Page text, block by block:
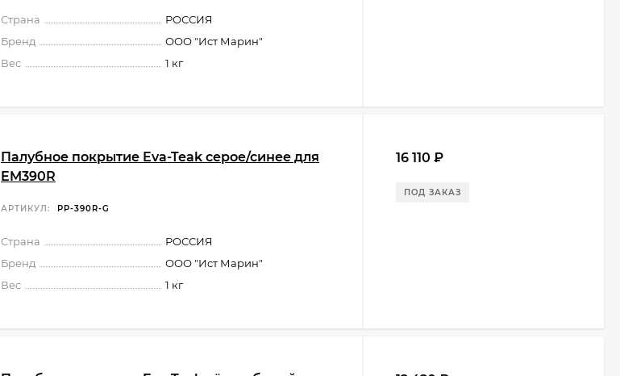
Страна
РОССИЯ
Бренд
ООО "Ист Марин"
Вес
1 кг
Палубное покрытие Eva-Teak серое/синее для
EM390R
АРТИКУЛ: PP-390R-G
Страна
РОССИЯ
Бренд
ООО "Ист Марин"
Вес
1 кг
16 110 ₽
ПОД ЗАКАЗ